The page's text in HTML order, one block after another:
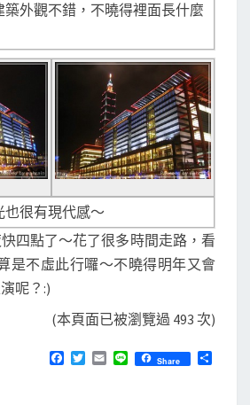
外觀不錯，不曉得裡面長什麼
很有現代感～
四點了～花了很多時間走路，看
是不虛此行囉～不曉得明年又會
呢？:)
(本頁面已被瀏覽過 493 次)
E
Share